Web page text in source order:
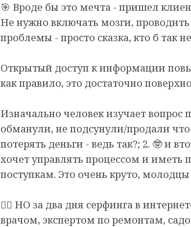
🎯 Вроде бы это мечта - пришел
Не нужно включать мозги,
проблемы - просто сказка, кто б так
Открытый доступ к информации
как правило, это достаточно
Изначально человек изучает
обманули, не подсунули/продали
потерять деньги - ведь так?; 2. 🤓 и
хочет управлять процессом и иметь
поступкам. Это очень круто, молодцы
🏄‍♀️ НО за два дня серфинга в
врачом, экспертом по ремонтам,